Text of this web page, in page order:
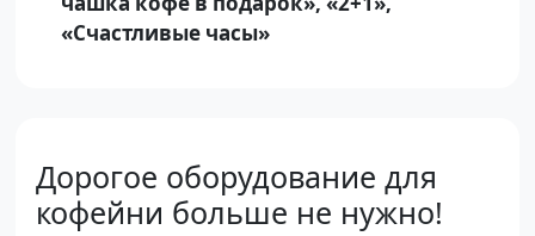
«Счастливые часы»
Дорогое оборудование для
кофейни больше не нужно!